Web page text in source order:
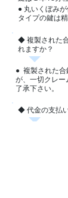
​● ​ 丸いくぼみ
タイプの鍵は
◆ 複製された
れますか？
● 複製された合
が、一切クレ
了承下さい。
◆代金の支払